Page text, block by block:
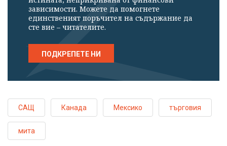
зависимости. Можете да помогнете
единственият поръчител на съдържание да
сте вие – читателите.
ПОДКРЕПЕТЕ НИ
САЩ Канада Мексико търговия
мита